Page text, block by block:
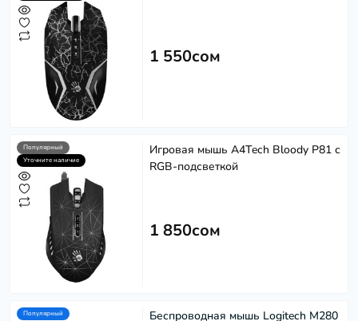
1 550сом
Популярный
Уточните наличие
Игровая мышь A4Tech Bloody P81 с
RGB-подсветкой
1 850сом
Популярный Беспроводная мышь Logitech M280
S Softech
Эффективность в каждом решении
S
Здравствуйте! 👋
Чем можем помочь?